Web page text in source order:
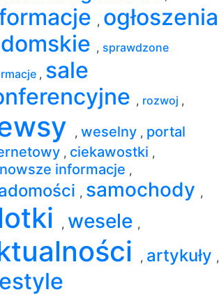
, ogłoszenia
, sprawdzone
, sale
, rozwoj ,
, weselny , portal
, ciekawostki ,
informacje ,
, samochody ,
, wesele ,
, artykuły ,